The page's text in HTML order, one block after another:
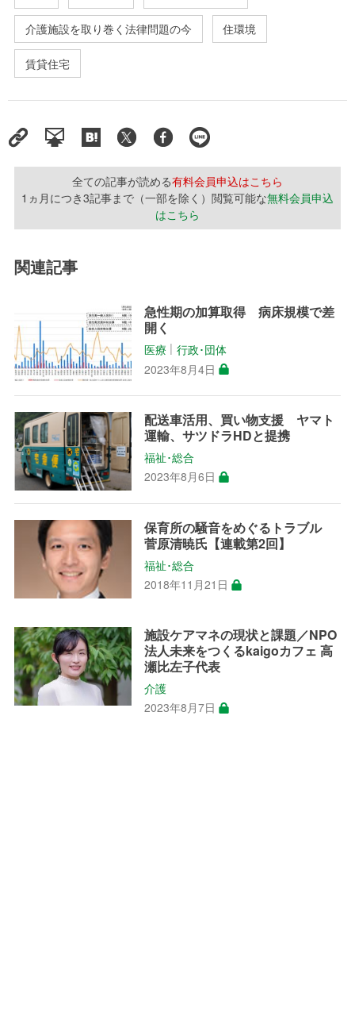
介護施設を取り巻く法律問題の今 住環境
賃貸住宅
全ての記事が読める有料会員申込はこちら
1ヵ月につき3記事まで（一部を除く）閲覧可能な無料会員申込
はこちら
関連記事
急性期の加算取得 病床規模で差
開く
医療 │行政･団体
2023年8月4日
配送車活用、買い物支援 ヤマト
運輸、サツドラHDと提携
福祉･総合
2023年8月6日
保育所の騒音をめぐるトラブル
菅原清暁氏【連載第2回】
福祉･総合
2018年11月21日
施設ケアマネの現状と課題／NPO
法人未来をつくるkaigoカフェ 高
瀬比左子代表
介護
2023年8月7日